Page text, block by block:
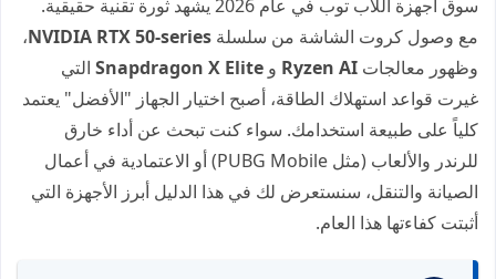
سوق أجهزة اللاب توب في عام 2026 يشهد ثورة تقنية حقيقية.
مع وصول كروت الشاشة من سلسلة NVIDIA RTX 50-series،
وظهور معالجات Ryzen AI و Snapdragon X Elite التي
غيرت قواعد استهلاك الطاقة، أصبح اختيار الجهاز "الأفضل" يعتمد
كلياً على طبيعة استخدامك. سواء كنت تبحث عن أداء خارق
للرندر والألعاب (مثل PUBG Mobile) أو الاعتمادية في أعمال
الصيانة والتنقل، سنستعرض لك في هذا الدليل أبرز الأجهزة التي
أثبتت كفاءتها هذا العام.